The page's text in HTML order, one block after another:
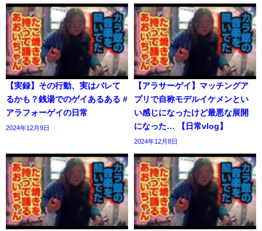
【実録】その行動、実はバレて
るかも？銭湯でのゲイあるある #
アラフォーゲイの日常
2024年12月9日
【アラサーゲイ】マッチングア
プリで自称モデルイケメンとい
い感じになったけど最悪な展開
になった… 【日常vlog】
2024年12月8日